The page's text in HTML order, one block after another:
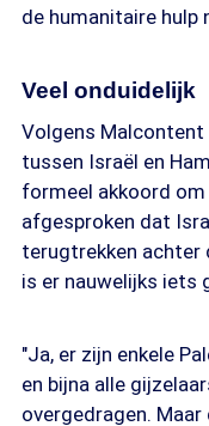
de humanitaire hulp
Veel onduidelijk
Volgens
tussen Israël en
formeel akkoord
afgesproken dat
terugtrekken achter
is er nauwelijks iets
"Ja, er zijn enkele
en bijna alle
overgedragen.